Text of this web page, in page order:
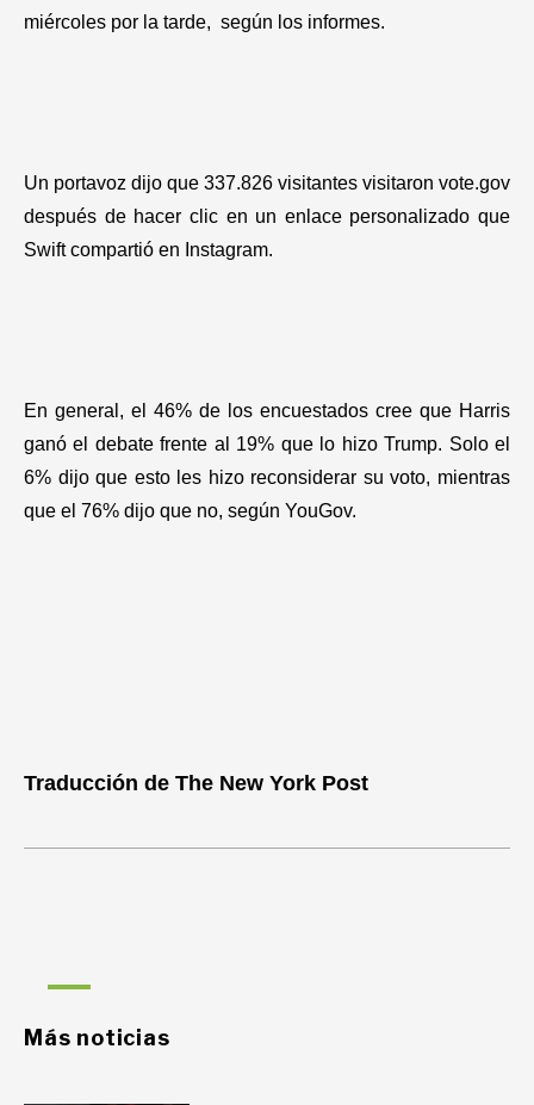
miércoles por la tarde, según los informes.
Un portavoz dijo que 337.826 visitantes visitaron vote.gov
después de hacer clic en un enlace personalizado que
Swift compartió en Instagram.
En general, el 46% de los encuestados cree que Harris
ganó el debate frente al 19% que lo hizo Trump. Solo el
6% dijo que esto les hizo reconsiderar su voto, mientras
que el 76% dijo que no, según YouGov.
Traducción de The New York Post
Más noticias